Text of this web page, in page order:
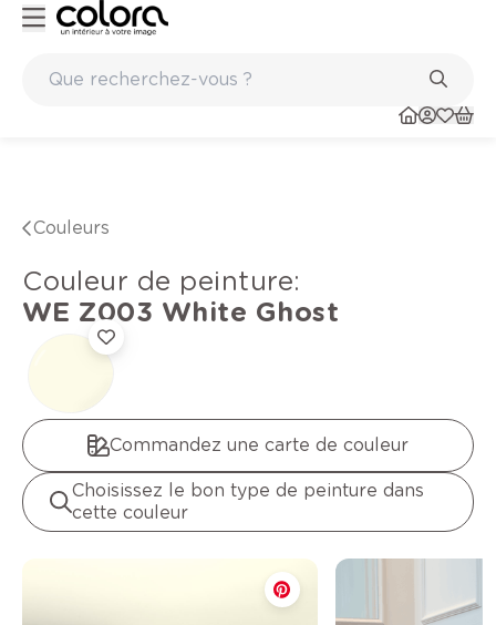
Couleurs
Couleur de peinture:
WE Z003 White Ghost
Commandez une carte de couleur
Choisissez le bon type de peinture dans
cette couleur